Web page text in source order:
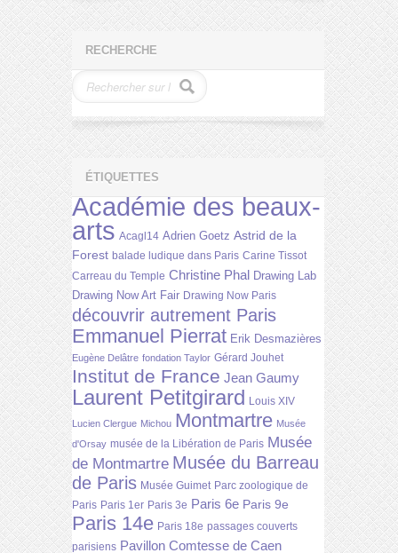
RECHERCHE
ÉTIQUETTES
Académie des beaux-
arts Acagl14 Adrien Goetz Astrid de la
Forest balade ludique dans Paris Carine Tissot
Carreau du Temple Christine Phal Drawing Lab
Drawing Now Art Fair Drawing Now Paris
découvrir autrement Paris
Emmanuel Pierrat Erik Desmazières
Eugène Delâtre fondation Taylor Gérard Jouhet
Institut de France Jean Gaumy
Laurent Petitgirard Louis XIV
Lucien Clergue Michou Montmartre Musée
d'Orsay musée de la Libération de Paris Musée
de Montmartre Musée du Barreau
de Paris Musée Guimet Parc zoologique de
Paris Paris 1er Paris 3e Paris 6e Paris 9e
Paris 14e Paris 18e passages couverts
parisiens Pavillon Comtesse de Caen